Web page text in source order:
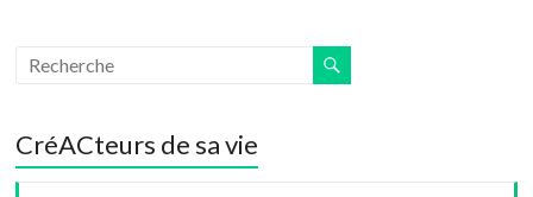
CréACteurs de sa vie